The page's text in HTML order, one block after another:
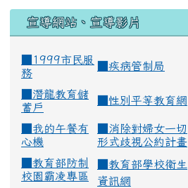
宣導網站、宣導影片
■1999市民服
務
疾病管制局
潛龍教育儲
蓄戶
性別平等教育網
我的午餐有
心機
消除對婦女一切
形式歧視公約計畫
教育部防制
校園霸凌專區
教育部學校衛生
資訊網